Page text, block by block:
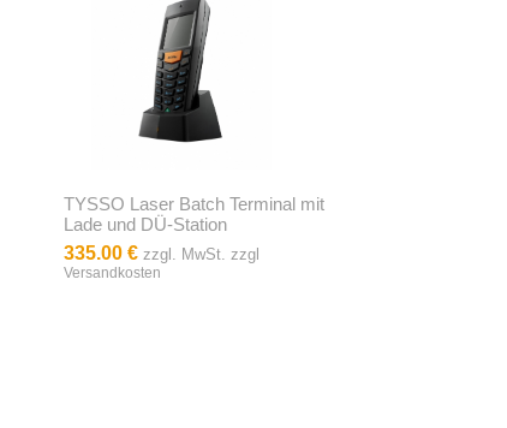
TYSSO Laser Batch Terminal mit
Lade und DÜ-Station
335.00 €zzgl. MwSt. zzgl
Versandkosten